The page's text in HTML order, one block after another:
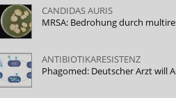
CANDIDAS AURIS
MRSA: Bedrohung durch
ANTIBIOTIKARESISTENZ
Phagomed: Deutscher Arzt will